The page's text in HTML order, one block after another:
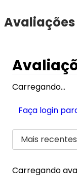
Carregando…
Faça login
Mais recentes
Carregando